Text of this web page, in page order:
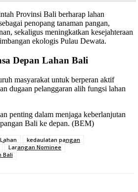
Provinsi Bali berharap lahan
penopang tanaman pangan,
sekaligus meningkatkan kesejahteraan
ekologis Pulau Dewata.
Depan Lahan Bali
masyarakat untuk berperan aktif
dugaan pelanggaran alih fungsi lahan
penting dalam menjaga keberlanjutan
Bali ke depan. (BEM)
kedaulatan pangan
Larangan Nominee
Bali